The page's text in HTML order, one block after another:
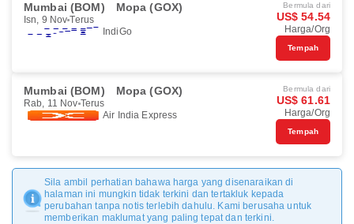
Mumbai (BOM) Mopa (GOX)
Isn, 9 Nov Terus
IndiGo
Bermula dari
US$ 54.54
Harga/Org
Tempah
Mumbai (BOM) Mopa (GOX)
Rab, 11 Nov Terus
Air India Express
Bermula dari
US$ 61.61
Harga/Org
Tempah
Sila ambil perhatian bahawa harga yang disenaraikan di
halaman ini mungkin tidak terkini dan tertakluk kepada
perubahan tanpa notis terlebih dahulu. Kami berusaha untuk
memberikan maklumat yang paling tepat dan terkini.